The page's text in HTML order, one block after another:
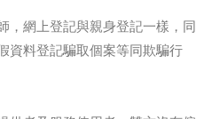
，網上登記與親身登記一樣，同
資料登記騙取個案等同欺騙行